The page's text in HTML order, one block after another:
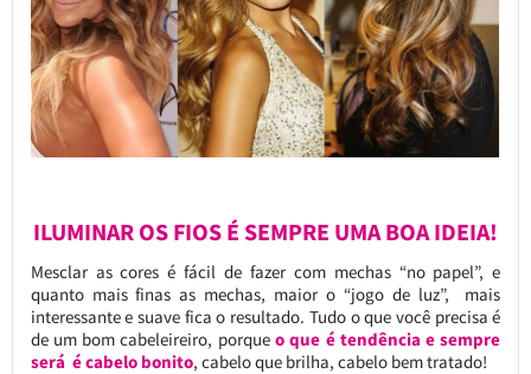
ILUMINAR OS FIOS É SEMPRE UMA BOA IDEIA!
Mesclar as cores é fácil de fazer com mechas “no papel”, e
quanto mais finas as mechas, maior o “jogo de luz”, mais
interessante e suave fica o resultado. Tudo o que você precisa é
de um bom cabeleireiro, porque o que é tendência e sempre
será é cabelo bonito, cabelo que brilha, cabelo bem tratado!